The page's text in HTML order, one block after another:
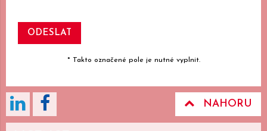
* Takto označené pole je nutné vyplnit.
NAHORU